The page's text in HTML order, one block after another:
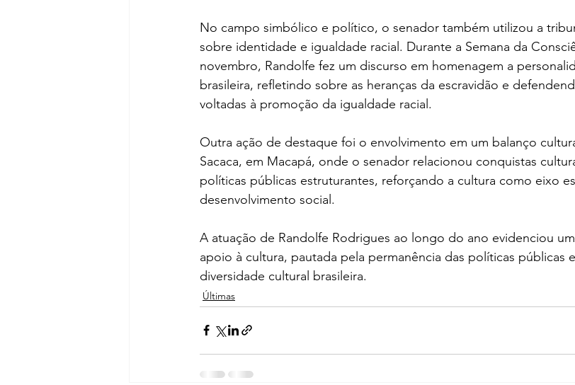
No campo simbólico e político, o senador também utilizou a
sobre identidade e igualdade racial. Durante a Semana da
novembro, Randolfe fez um discurso em homenagem a
brasileira, refletindo sobre as heranças da escravidão e
voltadas à promoção da igualdade racial.
Outra ação de destaque foi o envolvimento em um balanço
Sacaca, em Macapá, onde o senador relacionou conquistas
políticas públicas estruturantes, reforçando a cultura como eixo
desenvolvimento social.
A atuação de Randolfe Rodrigues ao longo do ano evidenciou
apoio à cultura, pautada pela permanência das políticas públicas
diversidade cultural brasileira.
Últimas